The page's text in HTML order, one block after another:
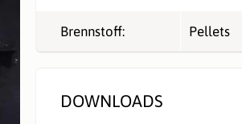
Brennstoff: Pellets
DOWNLOADS